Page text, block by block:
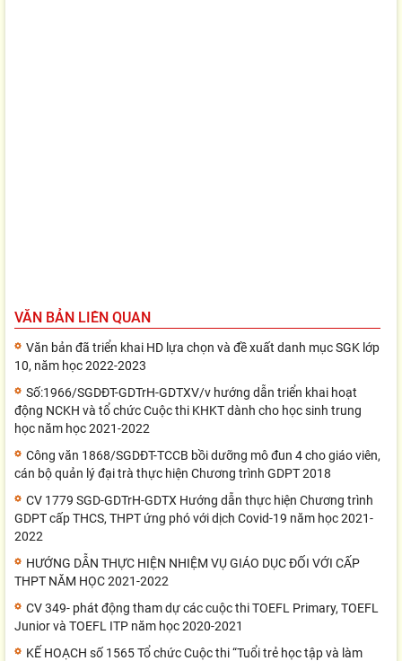
VĂN BẢN LIÊN QUAN
Văn bản đã triển khai HD lựa chọn và đề xuất danh mục SGK lớp
10, năm học 2022-2023
Số:1966/SGDĐT-GDTrH-GDTXV/v hướng dẫn triển khai hoạt
động NCKH và tổ chức Cuộc thi KHKT dành cho học sinh trung
học năm học 2021-2022
Công văn 1868/SGDĐT-TCCB bồi dưỡng mô đun 4 cho giáo viên,
cán bộ quản lý đại trà thực hiện Chương trình GDPT 2018
CV 1779 SGD-GDTrH-GDTX Hướng dẫn thực hiện Chương trình
GDPT cấp THCS, THPT ứng phó với dịch Covid-19 năm học 2021-
2022
HƯỚNG DẪN THỰC HIỆN NHIỆM VỤ GIÁO DỤC ĐỐI VỚI CẤP
THPT NĂM HỌC 2021-2022
CV 349- phát động tham dự các cuộc thi TOEFL Primary, TOEFL
Junior và TOEFL ITP năm học 2020-2021
KẾ HOẠCH số 1565 Tổ chức Cuộc thi “Tuổi trẻ học tập và làm